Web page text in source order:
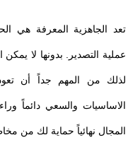
تعد الجاهزية المعرفة هي
عملية التصدير. بدونها لا
لذلك من المهم جداً أن
الاساسيات والسعي دائماً
المجال نهائياً حماية لك من